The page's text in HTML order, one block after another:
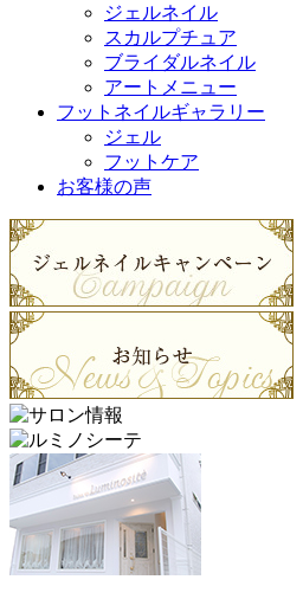
ジェルネイル
スカルプチュア
ブライダルネイル
アートメニュー
フットネイルギャラリー
ジェル
フットケア
お客様の声